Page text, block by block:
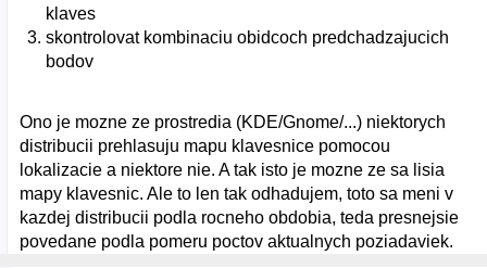
klaves
skontrolovat kombinaciu obidcoch predchadzajucich
bodov
Ono je mozne ze prostredia (KDE/Gnome/...) niektorych
distribucii prehlasuju mapu klavesnice pomocou
lokalizacie a niektore nie. A tak isto je mozne ze sa lisia
mapy klavesnic. Ale to len tak odhadujem, toto sa meni v
kazdej distribucii podla rocneho obdobia, teda presnejsie
povedane podla pomeru poctov aktualnych poziadaviek.